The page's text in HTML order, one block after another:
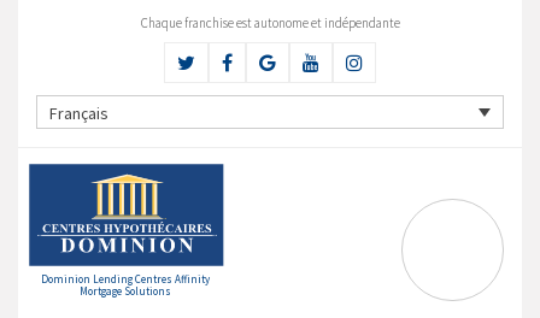
Chaque franchise est autonome et indépendante
Français
Dominion Lending Centres Affinity
Mortgage Solutions